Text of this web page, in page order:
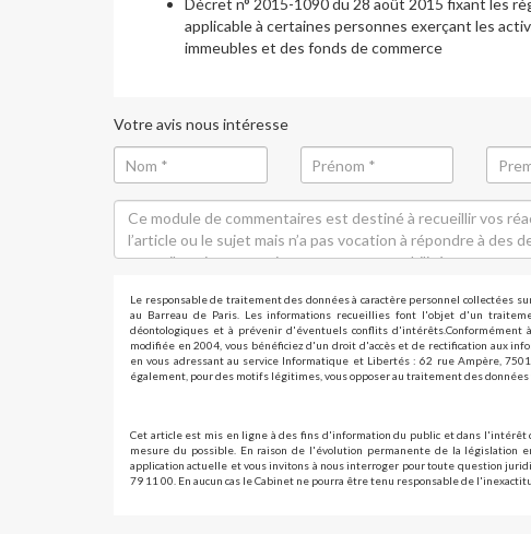
Décret n° 2015-1090 du 28 août 2015 fixant les
applicable à certaines personnes exerçant les
immeubles et des fonds de commerce
Votre avis nous intéresse
Le responsable de traitement des données à caractère personnel collectées
au Barreau de Paris. Les informations recueillies font l'objet d'un
déontologiques et à prévenir d'éventuels conflits
modifiée en 2004, vous bénéficiez d'un droit d'accès et de rectification aux
en vous adressant au service Informatique et Libertés : 62 rue Ampère,
également, pour des motifs légitimes, vous opposer au traitement des données
Cet article est mis en ligne à des fins d'information du public et dans l'intérêt
mesure du possible. En raison de l'évolution permanente de la législation
application actuelle et vous invitons à nous interroger pour toute question
79 11 00. En aucun cas le Cabinet ne pourra être tenu responsable de